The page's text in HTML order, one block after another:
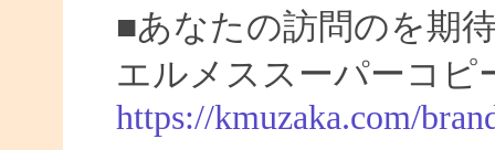
■あなたの訪問のを
エルメススーパーコピ
https://kmuzaka.com/